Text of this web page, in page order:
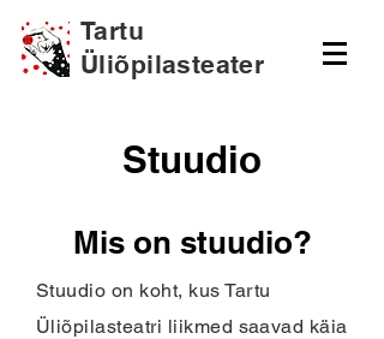
Tartu
Üliõpilasteater
Stuudio
Mis on stuudio?
Stuudio on koht, kus Tartu
Üliõpilasteatri liikmed saavad käia